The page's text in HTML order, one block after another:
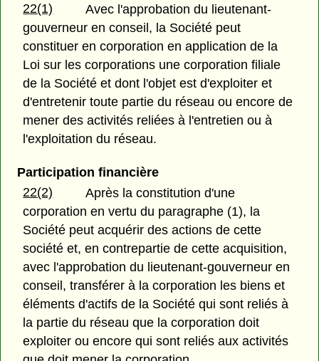
22(1)
Avec l'approbation du lieutenant-
gouverneur en conseil, la Société peut
constituer en corporation en application de la
Loi sur les corporations une corporation filiale
de la Société et dont l'objet est d'exploiter et
d'entretenir toute partie du réseau ou encore de
mener des activités reliées à l'entretien ou à
l'exploitation du réseau.
Participation financière
22(2)
Après la constitution d'une
corporation en vertu du paragraphe (1), la
Société peut acquérir des actions de cette
société et, en contrepartie de cette acquisition,
avec l'approbation du lieutenant-gouverneur en
conseil, transférer à la corporation les biens et
éléments d'actifs de la Société qui sont reliés à
la partie du réseau que la corporation doit
exploiter ou encore qui sont reliés aux activités